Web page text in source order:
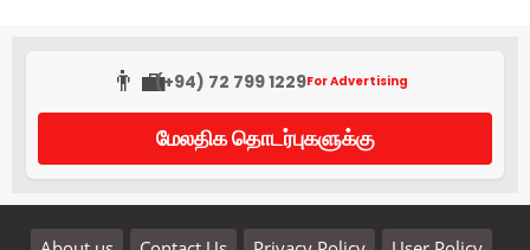
👨‍💼(+94) 72 799 1229For Advertising
மேலதிக தொடர்புகளுக்கு